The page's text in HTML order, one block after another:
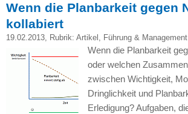
Wenn die Planbarkeit gegen
kollabiert
19.02.2013, Rubrik: Artikel , Führung & Management
Wenn die Planbarkeit
oder welchen
zwischen Wichtigkeit,
Dringlichkeit und
Erledigung? Aufgaben,